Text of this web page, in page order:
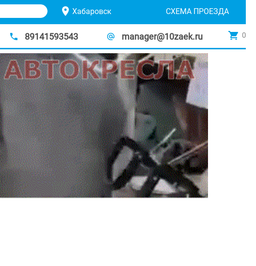
Хабаровск СХЕМА ПРОЕЗДА
89141593543 manager@10zaek.ru 0